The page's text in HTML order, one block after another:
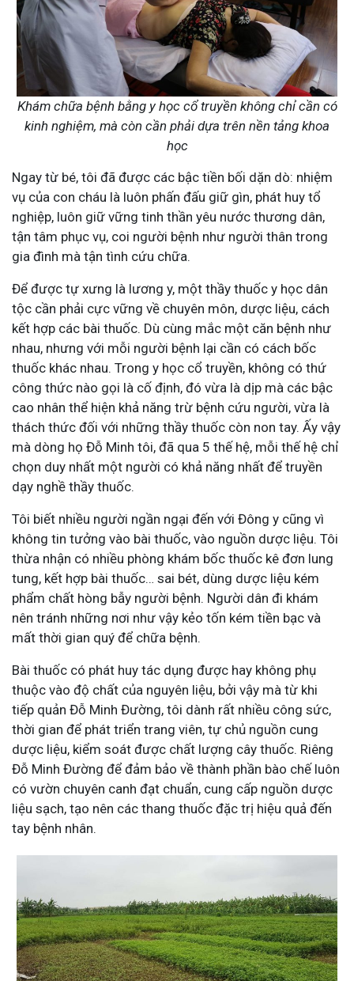
Khám chữa bệnh bằng y học cổ truyền không chỉ cần có
kinh nghiệm, mà còn cần phải dựa trên nền tảng khoa
học
Ngay từ bé, tôi đã được các bậc tiền bối dặn dò: nhiệm
vụ của con cháu là luôn phấn đấu giữ gìn, phát huy tổ
nghiệp, luôn giữ vững tinh thần yêu nước thương dân,
tận tâm phục vụ, coi người bệnh như người thân trong
gia đình mà tận tình cứu chữa.
Để được tự xưng là lương y, một thầy thuốc y học dân
tộc cần phải cực vững về chuyên môn, dược liệu, cách
kết hợp các bài thuốc. Dù cùng mắc một căn bệnh như
nhau, nhưng với mỗi người bệnh lại cần có cách bốc
thuốc khác nhau. Trong y học cổ truyền, không có thứ
công thức nào gọi là cố định, đó vừa là dịp mà các bậc
cao nhân thể hiện khả năng trừ bệnh cứu người, vừa là
thách thức đối với những thầy thuốc còn non tay. Ấy vậy
mà dòng họ Đỗ Minh tôi, đã qua 5 thế hệ, mỗi thế hệ chỉ
chọn duy nhất một người có khả năng nhất để truyền
dạy nghề thầy thuốc.
Tôi biết nhiều người ngần ngại đến với Đông y cũng vì
không tin tưởng vào bài thuốc, vào nguồn dược liệu. Tôi
thừa nhận có nhiều phòng khám bốc thuốc kê đơn lung
tung, kết hợp bài thuốc… sai bét, dùng dược liệu kém
phẩm chất hòng bẫy người bệnh. Người dân đi khám
nên tránh những nơi như vậy kẻo tốn kém tiền bạc và
mất thời gian quý để chữa bệnh.
Bài thuốc có phát huy tác dụng được hay không phụ
thuộc vào độ chất của nguyên liệu, bởi vậy mà từ khi
tiếp quản Đỗ Minh Đường, tôi dành rất nhiều công sức,
thời gian để phát triển trang viên, tự chủ nguồn cung
dược liệu, kiểm soát được chất lượng cây thuốc. Riêng
Đỗ Minh Đường để đảm bảo về thành phần bào chế luôn
có vườn chuyên canh đạt chuẩn, cung cấp nguồn dược
liệu sạch, tạo nên các thang thuốc đặc trị hiệu quả đến
tay bệnh nhân.